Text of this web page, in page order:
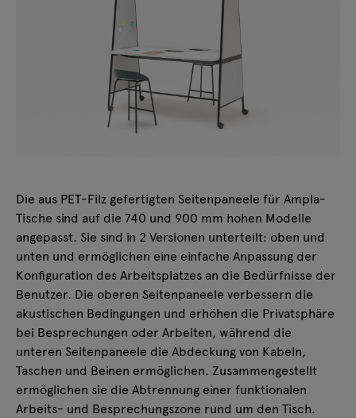
Die aus PET-Filz gefertigten Seitenpaneele für Ampla-
Tische sind auf die 740 und 900 mm hohen Modelle
angepasst. Sie sind in 2 Versionen unterteilt: oben und
unten und ermöglichen eine einfache Anpassung der
Konfiguration des Arbeitsplatzes an die Bedürfnisse der
Benutzer. Die oberen Seitenpaneele verbessern die
akustischen Bedingungen und erhöhen die Privatsphäre
bei Besprechungen oder Arbeiten, während die
unteren Seitenpaneele die Abdeckung von Kabeln,
Taschen und Beinen ermöglichen. Zusammengestellt
ermöglichen sie die Abtrennung einer funktionalen
Arbeits- und Besprechungszone rund um den Tisch.